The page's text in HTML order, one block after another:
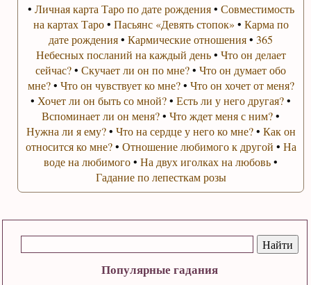
Популярные гадания
• Личная карта Таро по дате рождения• Совместимость
на картах Таро• Пасьянс «Девять стопок» • Карма по
дате рождения•Кармические отношения•365
Небесных посланий на каждый день• Что он делает
сейчас?•Скучает ли он по мне?•Что он думает обо
мне?• Что он чувствует ко мне?• Что он хочет от меня?
• Хочет ли он быть со мной?•Есть ли у него другая?•
Вспоминает ли он меня?•Что ждет меня с ним?•
Нужна ли я ему?• Что на сердце у него ко мне?• Как он
относится ко мне?• Отношение любимого к другой • На
воде на любимого•На двух иголках на любовь•
Гадание по лепесткам розы